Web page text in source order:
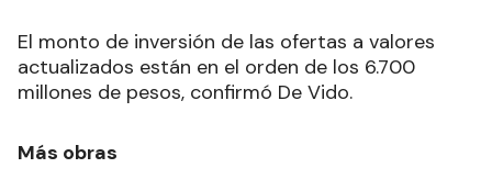
El monto de inversión de las ofertas a valores
actualizados están en el orden de los 6.700
millones de pesos, confirmó De Vido.
Más obras